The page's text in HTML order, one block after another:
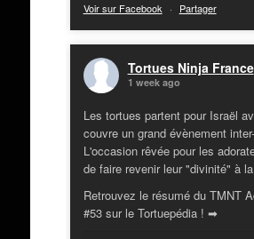
Voir sur Facebook · Partager
Tortues Ninja France
1 week ago
Les tortues partent pour Israël
couvre un grand évènement
L'occasion rêvée pour les
de faire revenir leur "divinité" à
Retrouvez le résumé du TMNT
#53 sur le Tortuepédia ! ➡